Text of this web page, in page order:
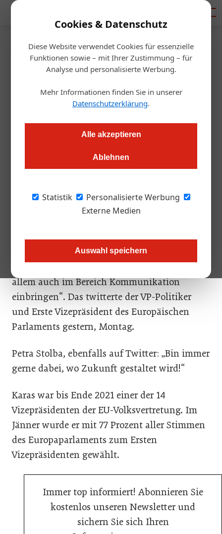
Cookies & Datenschutz
Diese Website verwendet Cookies für essenzielle
Funktionen sowie – mit Ihrer Zustimmung – für
Analyse und personalisierte Werbung.
Mehr Informationen finden Sie in unserer
Datenschutzerklärung.
Alle akzeptieren
Ablehnen
Statistik
Personalisierte Werbung
Externe Medien
Auswahl speichern
Startseite/Gastro & Hotel
Karriere
Petra Stolba zieht es nach
Straßburg
Die ehemalige Geschäftsführerin der Österreich Werbung
Parlament.
verbergen: „Es freut mich, eine solch
erfolgreiche Managerin für das EU-Parlament
allem auch im Bereich Kommunikation
einbringen“. Das twitterte der VP-Politiker
und Erste Vizepräsident des Europäischen
Parlaments gestern, Montag.
Petra Stolba, ebenfalls auf Twitter: „Bin immer
gerne dabei, wo Zukunft gestaltet wird!“
Karas war bis Ende 2021 einer der 14
Vizepräsidenten der EU-Volksvertretung. Im
Jänner wurde er mit 77 Prozent aller Stimmen
des Europaparlaments zum Ersten
Vizepräsidenten gewählt.
Immer top informiert! Abonnieren Sie
kostenlos unseren Newsletter und
sichern Sie sich Ihren